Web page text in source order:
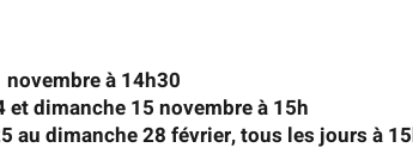
à 14h30
et dimanche 15 novembre à 15h
au dimanche 28 février, tous les jours à